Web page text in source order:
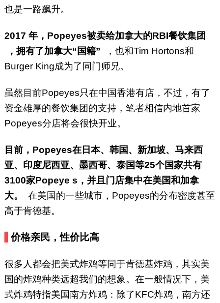
也是一路飙升。
2017 年，Popeyes被卖给加拿大的RBI餐饮集团
，拥有了加拿大“国籍”
，也和Tim Hortons和
Burger King成为了同门师兄。
虽然目前Popeyes只在中国香港有店，不过，有了
资金雄厚的餐饮集团的支持，笔者相信内地首家
Popeyes分店将会很快开业。
目前，Popeyes在日本、韩国、新加坡、马来西
亚、印度尼西亚、墨西哥、泰国等25个国家共有
3100家Popeye s，并且门店集中在美国和加拿
大。 在美国的一些城市，Popeyes的分布密度甚至
高于肯德基。
价格亲民，性价比高
很多人都会把美式炸鸡等同于肯德基炸鸡，其实美
国的炸鸡种类远超我们的想象。在一般情况下，美
式炸鸡特指美国南方炸鸡：除了KFC炸鸡，南方还